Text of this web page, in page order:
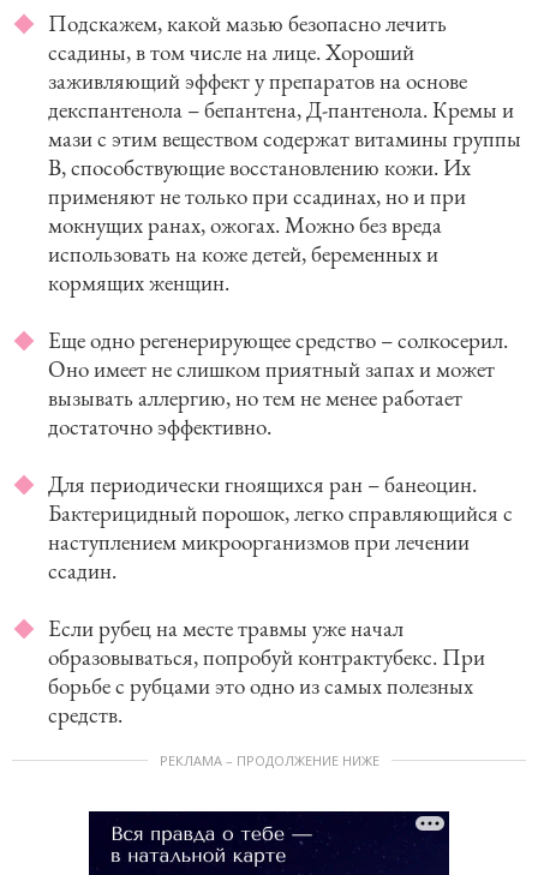
Подскажем, какой мазью безопасно лечить
ссадины, в том числе на лице. Хороший
заживляющий эффект у препаратов на основе
декспантенола – бепантена, Д-пантенола. Кремы и
мази с этим веществом содержат витамины группы
B, способствующие восстановлению кожи. Их
применяют не только при ссадинах, но и при
мокнущих ранах, ожогах. Можно без вреда
использовать на коже детей, беременных и
кормящих женщин.
Еще одно регенерирующее средство – солкосерил.
Оно имеет не слишком приятный запах и может
вызывать аллергию, но тем не менее работает
достаточно эффективно.
Для периодически гноящихся ран – банеоцин.
Бактерицидный порошок, легко справляющийся с
наступлением микроорганизмов при лечении
ссадин.
Если рубец на месте травмы уже начал
образовываться, попробуй контрактубекс. При
борьбе с рубцами это одно из самых полезных
средств.
РЕКЛАМА – ПРОДОЛЖЕНИЕ НИЖЕ